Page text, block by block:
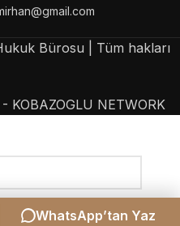
WhatsApp’tan Yaz
Bürosu | Tüm hakları
- KOBAZOGLU NETWORK